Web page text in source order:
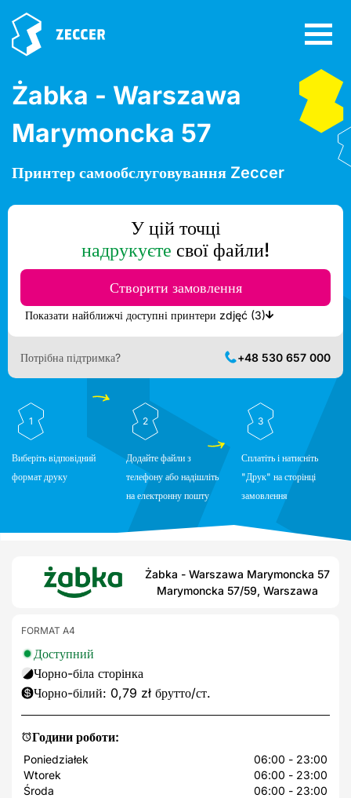
Żabka - Warszawa
Marymoncka 57
Принтер самообслуговування Zeccer
У цій точці
надрукуєте свої файли!
Створити замовлення
Показати найближчі доступні принтери zdjęć (3)
Потрібна підтримка? +48 530 657 000
1
Виберіть відповідний
формат друку
2
Додайте файли з
телефону або надішліть
на електронну пошту
3
Сплатіть і натисніть
"Друк" на сторінці
замовлення
Żabka - Warszawa Marymoncka 57
Marymoncka 57/59, Warszawa
Години роботи:
Poniedziałek
06:00 - 23:00
Wtorek
06:00 - 23:00
Środa
06:00 - 23:00
FORMAT A4
Доступний
Чорно-біла сторінка
Чорно-білий: 0,79 zł брутто/ст.